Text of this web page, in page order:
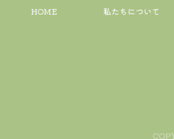
当社では、お客様からの問い合わせを通じて、
お客様が当社のWebサイトや当社からの電子
HOME 私たちについて